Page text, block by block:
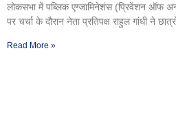
लोकसभा में पब्लिक एग्जामिनेशंस (प्रिवेंशन ऑफ
पर चर्चा के दौरान नेता प्रतिपक्ष राहुल गांधी ने
Read More »